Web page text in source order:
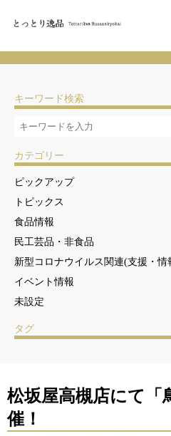
キーワード検索
カテゴリー
ピックアップ
トピックス
食品情報
民工芸品・非食品
新型コロナウイルス関連(支援・情
イベント情報
未設定
タグ
松坂屋高槻店にて「
催！